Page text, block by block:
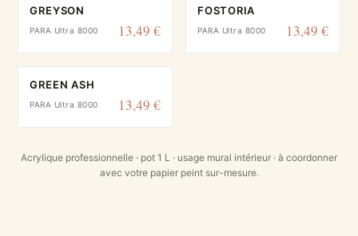
GREYSON
PARA Ultra 8000 13,49 €
FOSTORIA
PARA Ultra 8000 13,49 €
GREEN ASH
PARA Ultra 8000 13,49 €
Acrylique professionnelle · pot 1 L · usage mural intérieur · à coordonner
avec votre papier peint sur-mesure.